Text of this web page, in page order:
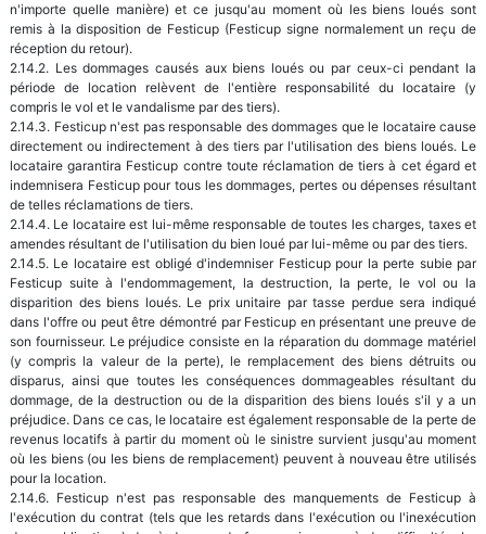
n'importe quelle manière) et ce jusqu'au moment où les biens loués sont
remis à la disposition de Festicup (Festicup signe normalement un reçu de
réception du retour).
2.14.2. Les dommages causés aux biens loués ou par ceux-ci pendant la
période de location relèvent de l'entière responsabilité du locataire (y
compris le vol et le vandalisme par des tiers).
2.14.3. Festicup n'est pas responsable des dommages que le locataire cause
directement ou indirectement à des tiers par l'utilisation des biens loués. Le
locataire garantira Festicup contre toute réclamation de tiers à cet égard et
indemnisera Festicup pour tous les dommages, pertes ou dépenses résultant
de telles réclamations de tiers.
2.14.4. Le locataire est lui-même responsable de toutes les charges, taxes et
amendes résultant de l'utilisation du bien loué par lui-même ou par des tiers.
2.14.5. Le locataire est obligé d'indemniser Festicup pour la perte subie par
Festicup suite à l'endommagement, la destruction, la perte, le vol ou la
disparition des biens loués. Le prix unitaire par tasse perdue sera indiqué
dans l'offre ou peut être démontré par Festicup en présentant une preuve de
son fournisseur. Le préjudice consiste en la réparation du dommage matériel
(y compris la valeur de la perte), le remplacement des biens détruits ou
disparus, ainsi que toutes les conséquences dommageables résultant du
dommage, de la destruction ou de la disparition des biens loués s'il y a un
préjudice. Dans ce cas, le locataire est également responsable de la perte de
revenus locatifs à partir du moment où le sinistre survient jusqu'au moment
où les biens (ou les biens de remplacement) peuvent à nouveau être utilisés
pour la location.
2.14.6. Festicup n'est pas responsable des manquements de Festicup à
l'exécution du contrat (tels que les retards dans l'exécution ou l'inexécution